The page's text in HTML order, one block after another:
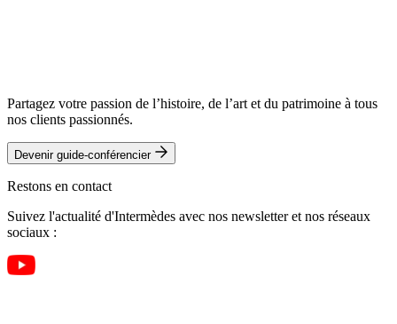
Partagez votre passion de l’histoire, de l’art et du patrimoine à tous
nos clients passionnés.
Devenir guide-conférencier
Restons en contact
Suivez l'actualité d'Intermèdes avec nos newsletter et nos réseaux
sociaux :